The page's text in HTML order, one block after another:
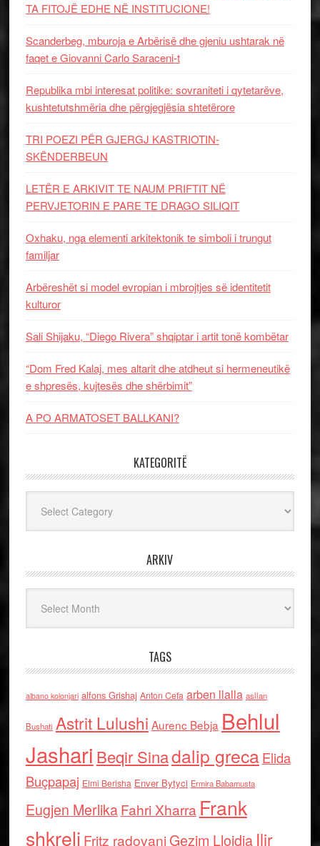
TA FITOJË EDHE NË INSTITUCIONE!
Scanderbeg, mburoja e Arbërisë dhe gjeniu ushtarak në
faqet e Giovanni Carlo Saraceni-t
Republika mbi interesat politike: sovraniteti i qytetarëve,
kushtetutshmëria dhe përgjegjësia shtetërore
TRI POEZI PËR GJERGJ KASTRIOTIN-
SKËNDERBEUN
LETËR E ARKIVIT TE NAUM PRIFTIT NË
PERVJETORIN E PARE TE DRAGO SILIQIT
Oxhaku, nga elementi arkitektonik te simboli i trungut
familjar
Arbëreshët si model evropian i mbrojtjes së identitetit
kulturor
Sali Shijaku, “Diego Rivera” shqiptar i artit tonë kombëtar
“Dom Fred Kalaj, mes altarit dhe atdheut si hermeneutikë
e shpresës, kujtesës dhe shërbimit”
A PO ARMATOSET BALLKANI?
KATEGORITË
ARKIV
TAGS
albano kolonjari alfons Grishaj Anton Cefa arben llalla asllan
Bushati Astrit Lulushi Aurenc Bebja Behlul
Jashari Beqir Sinadalip grecaElida
Buçpapaj Elmi Berisha Enver Bytyci Ermira Babamusta
Eugjen MerlikaFahri Xharra Frank
shkreli Fritz radovaniGezim Llojdia Ilir